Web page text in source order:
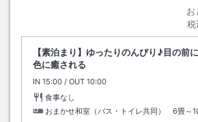
お
税
【素泊まり】ゆったりのんびり♪目の前
色に癒される
IN チェックイン
15:00 / OUT チェックアウト
10:00
食事なし
おまかせ和室（バス・トイレ共同） 6畳～